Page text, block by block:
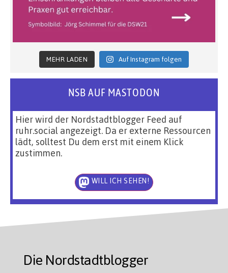
MEHR LADEN Auf Instagram folgen
NSB AUF MASTODON
Hier wird der Nordstadtblogger Feed auf
ruhr.social angezeigt. Da er externe Ressourcen
lädt, solltest Du dem erst mit einem Klick
zustimmen.
WILL ICH SEHEN!
Die Nordstadtblogger